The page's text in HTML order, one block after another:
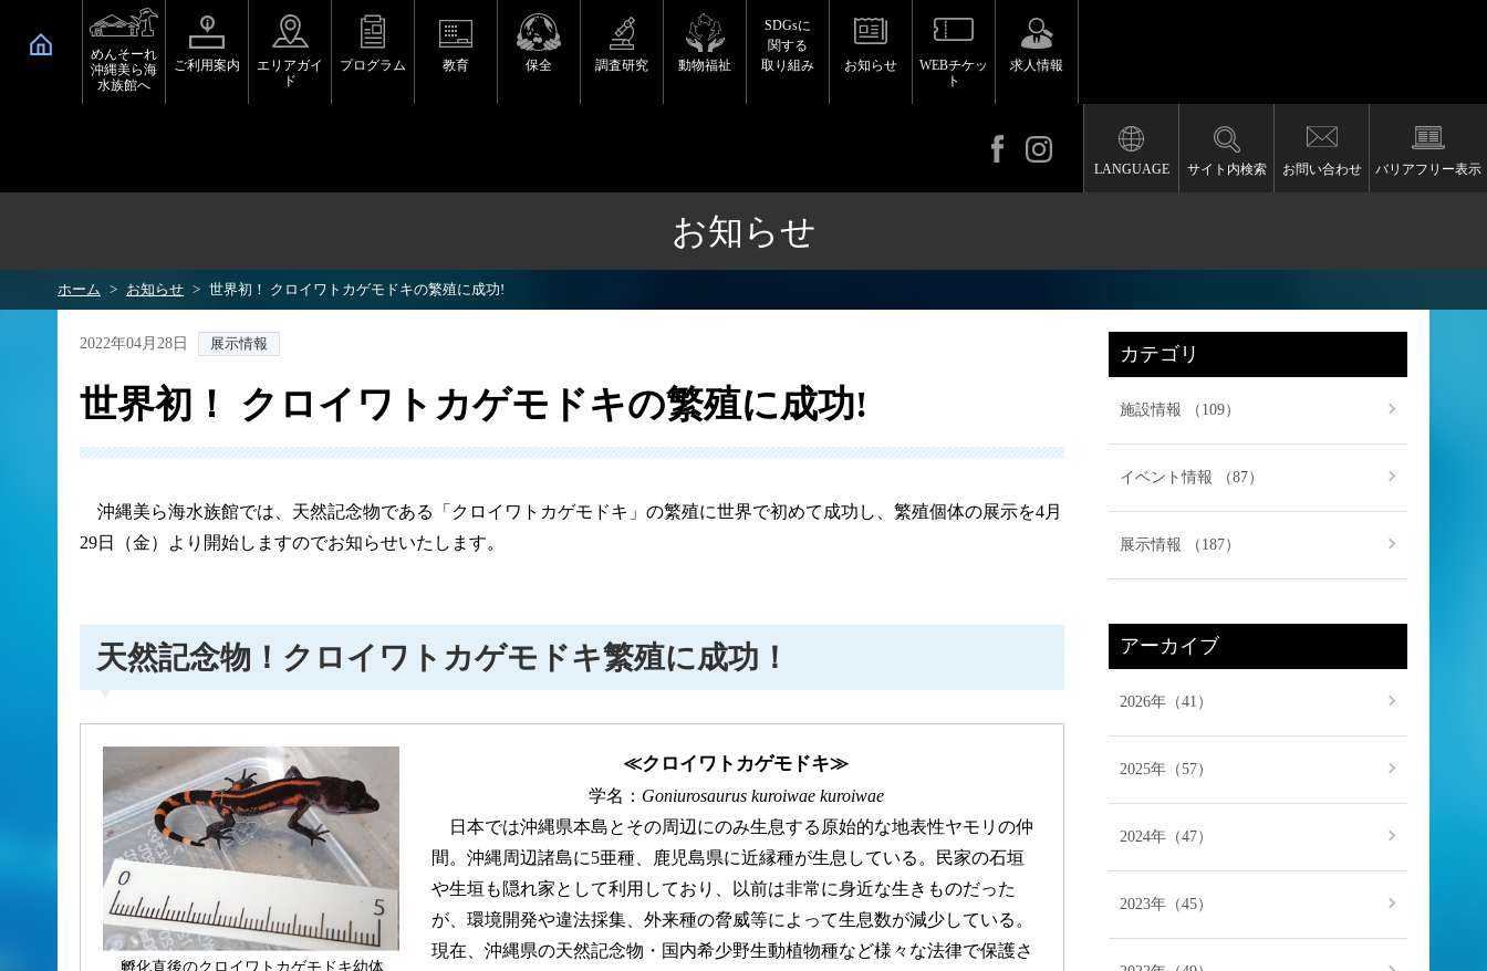
めんそーれ
沖縄美ら海
水族館へ
ご利用案内
エリアガイ
ド
プログラム 教育 保全 調査研究 動物福祉
SDGsに
関する
取り組み
お知らせ
WEBチケッ
ト
求人情報
LANGUAGE サイト内検索 お問い合わせ バリアフリー表示
お知らせ
ホーム お知らせ 世界初！ クロイワトカゲモドキの繁殖に成功!
2022年04月28日 展示情報
世界初！ クロイワトカゲモドキの繁殖に成功!
沖縄美ら海水族館では、天然記念物である「クロイワトカゲモドキ」の繁殖に世界で初めて成功し、繁殖個体の展示を4月
29日（金）より開始しますのでお知らせいたします。
天然記念物！クロイワトカゲモドキ繁殖に成功！
孵化直後のクロイワトカゲモドキ幼体
≪クロイワトカゲモドキ≫
学名： Goniurosaurus kuroiwae kuroiwae
日本では沖縄県本島とその周辺にのみ生息する原始的な地表性ヤモリの仲
間。沖縄周辺諸島に5亜種、鹿児島県に近縁種が生息している。民家の石垣
や生垣も隠れ家として利用しており、以前は非常に身近な生きものだった
が、環境開発や違法採集、外来種の脅威等によって生息数が減少している。
現在、沖縄県の天然記念物・国内希少野生動植物種など様々な法律で保護さ
カテゴリ
施設情報 （109）
イベント情報 （87）
展示情報 （187）
アーカイブ
2026年（41）
2025年（57）
2024年（47）
2023年（45）